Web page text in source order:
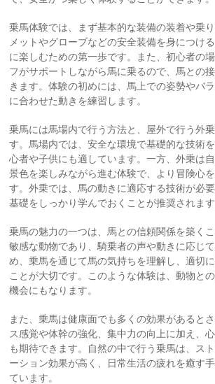
乗馬体験では、まず基本的な装備の装着や乗
メットやグローブなどの安全装備を身につけ
に楽しむための第一歩です。また、初心者の
フがサポートしながら馬に乗るので、馬との
きます。体験の初めには、馬上での姿勢やバ
に合わせた動きを練習します。
乗馬には馬場内で行う方法と、屋外で行う外
す。馬場内では、安全な環境で基礎的な技術
心者や子供にも適しています。一方、外乗は
景色を楽しみながら進む体験で、より冒険心
す。外乗では、馬の動きに適応する技術が必
基礎をしっかり学んでおくことが推奨されます
乗馬の魅力の一つは、馬との信頼関係を築く
敏感な動物であり、騎乗者の声や動きに応じ
め、乗馬を通じて馬の気持ちを理解し、適切
ことが大切です。このような体験は、動物と
機会にもなります。
また、乗馬は健康面でも多くの効果があると
ス感覚や体幹の強化、集中力の向上に加え、
も期待できます。自然の中で行う乗馬は、ス
ーション効果が高く、日常生活の疲れを癒す
ています。